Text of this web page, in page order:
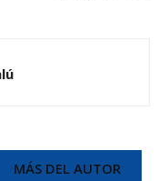
MÁS DEL AUTOR